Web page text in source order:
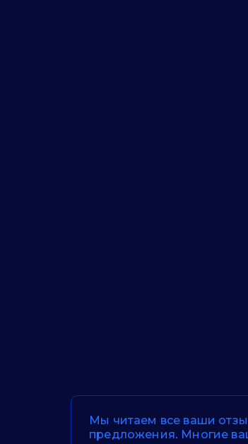
Мы читаем все ваши
предложения. Многие